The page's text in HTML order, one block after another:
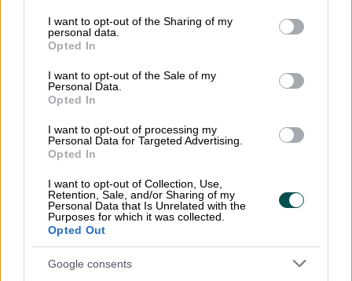
not limited to your visit or usage behaviour. You may click to
grant or deny consent to Google and its third-party tags to
use your data for below specified purposes in below Google
consent section.
I want to opt-out of the Sharing of my
personal data.
Opted In
I want to opt-out of the Sale of my
Personal Data.
Opted In
I want to opt-out of processing my
Personal Data for Targeted Advertising.
Opted In
I want to opt-out of Collection, Use,
Retention, Sale, and/or Sharing of my
Personal Data that Is Unrelated with the
Purposes for which it was collected.
Opted Out
Google consents
Välj den som bäst beskriver ditt företags
Vi behöver en programvara för
faktureringen
Börja skicka och ta emot fakturor genast
med Fakturamappen.